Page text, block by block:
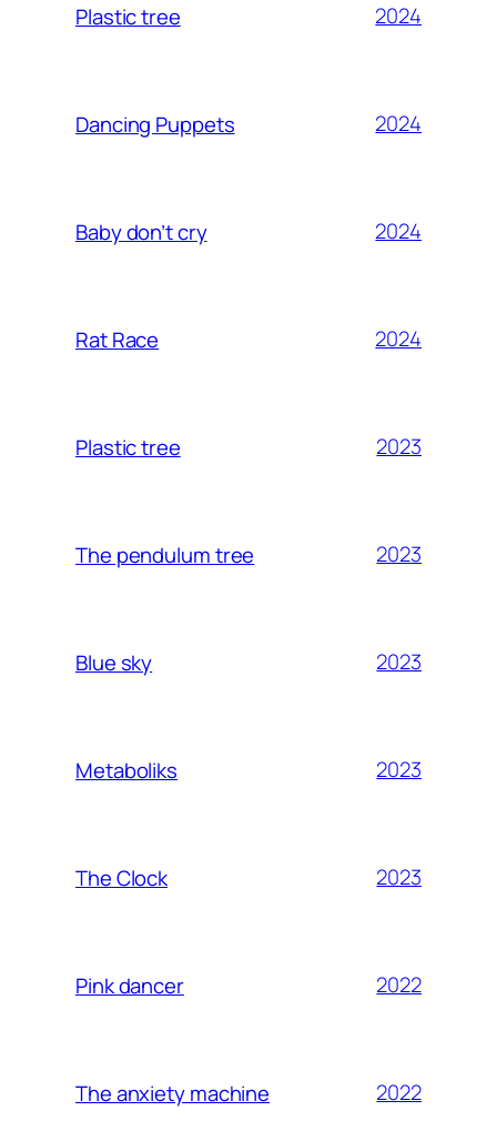
Plastic tree 2024
Dancing Puppets 2024
Baby don’t cry 2024
Rat Race 2024
Plastic tree 2023
The pendulum tree 2023
Blue sky 2023
Metaboliks 2023
The Clock 2023
Pink dancer 2022
The anxiety machine 2022